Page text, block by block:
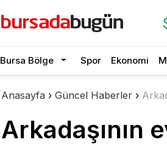
Bursa Bölge Spor Ekonomi
Anasayfa › Güncel Haberler ›
Arkadaşının